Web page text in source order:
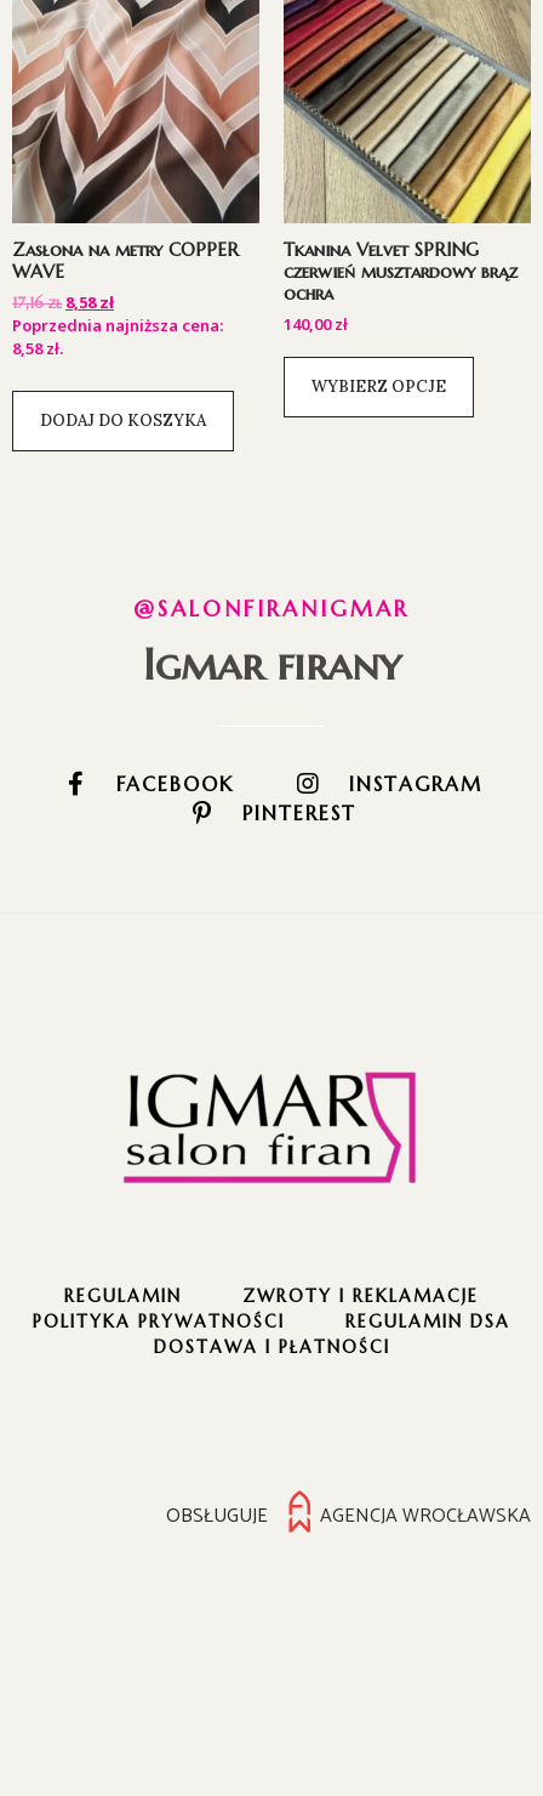
Zasłona na metry COPPER
WAVE
17,16zł 8,58zł
Poprzednia najniższa cena:
8,58zł.
DODAJ DO KOSZYKA
Tkanina Velvet SPRING
czerwień musztardowy brąz
ochra
140,00zł
WYBIERZ OPCJE
@SALONFIRANIGMAR
Igmar firany
FACEBOOK
INSTAGRAM
PINTEREST
REGULAMIN
ZWROTY I REKLAMACJE
POLITYKA PRYWATNOŚCI
REGULAMIN DSA
DOSTAWA I PŁATNOŚCI
OBSŁUGUJE AGENCJA WROCŁAWSKA